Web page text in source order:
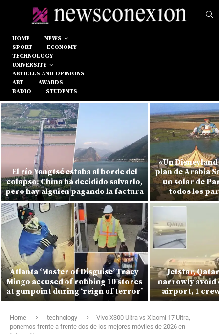
HOME
NEWS
SPORT
ECONOMY
TECHNOLOGY
UNIVERSITY
ARTICLES AND OPINIONS
ART
AWARDS
RADIO
STUDENTS
El río Yangtsé estaba al borde del
colapso: China ha decidido salvarlo,
pero hay alguien pagando la factura
Atlanta ‘Master of Disguise’ Tracy
Mingo accused of robbing 10 stores
at gunpoint during ‘reign of terror’
«Un
plan de Arabia
un solar de
todos los
Jetstar,
narrowly avoid
airport, 1
Home technology
Vivo X300 Ultra vs Xiaomi 17 Ultra,
ponemos frente a frente dos de los mejores móviles de 2026 en